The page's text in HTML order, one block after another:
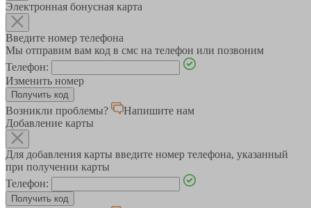
Электронная бонусная карта
Введите номер телефона
Мы отправим вам код в смс на телефон или позвоним
Телефон:
Изменить номер
Возникли проблемы?
Напишите нам
Добавление карты
Для добавления карты введите номер телефона, указанный
при получении карты
Телефон: